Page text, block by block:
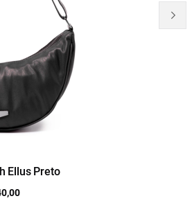
Ellus Preto